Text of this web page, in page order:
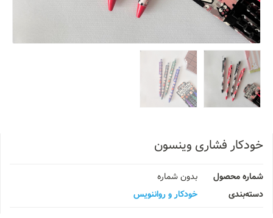
خودکار فشاری وینسون
شماره محصول
بدون شماره
دسته‌بندی
خودکار و رواننویس